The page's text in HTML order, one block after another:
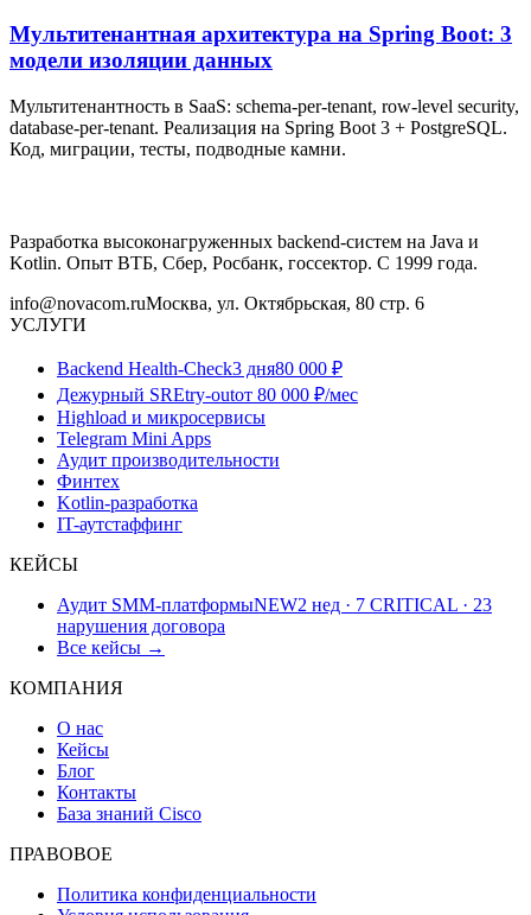
Мультитенантная архитектура на Spring Boot: 3
модели изоляции данных
Мультитенантность в SaaS: schema-per-tenant, row-level security,
database-per-tenant. Реализация на Spring Boot 3 + PostgreSQL.
Код, миграции, тесты, подводные камни.
Разработка высоконагруженных backend-систем на Java и
Kotlin. Опыт ВТБ, Сбер, Росбанк, госсектор. С 1999 года.
info@novacom.ruМосква, ул. Октябрьская, 80 стр. 6
УСЛУГИ
Backend Health-Check3 дня80 000 ₽
Дежурный SREtry-outот 80 000 ₽/мес
Highload и микросервисы
Telegram Mini Apps
Аудит производительности
Финтех
Kotlin-разработка
IT-аутстаффинг
КЕЙСЫ
Аудит SMM-платформыNEW2 нед · 7 CRITICAL · 23
нарушения договора
Все кейсы →
КОМПАНИЯ
О нас
Кейсы
Блог
Контакты
База знаний Cisco
ПРАВОВОЕ
Политика конфиденциальности